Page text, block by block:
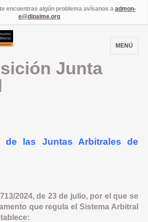
encuentras algún problema avísanos a admon-
e@dipalme.org
MENÚ
Junta
de las Juntas Arbitrales de
2024, de 23 de julio, por el que se
que regula el Sistema Arbitral